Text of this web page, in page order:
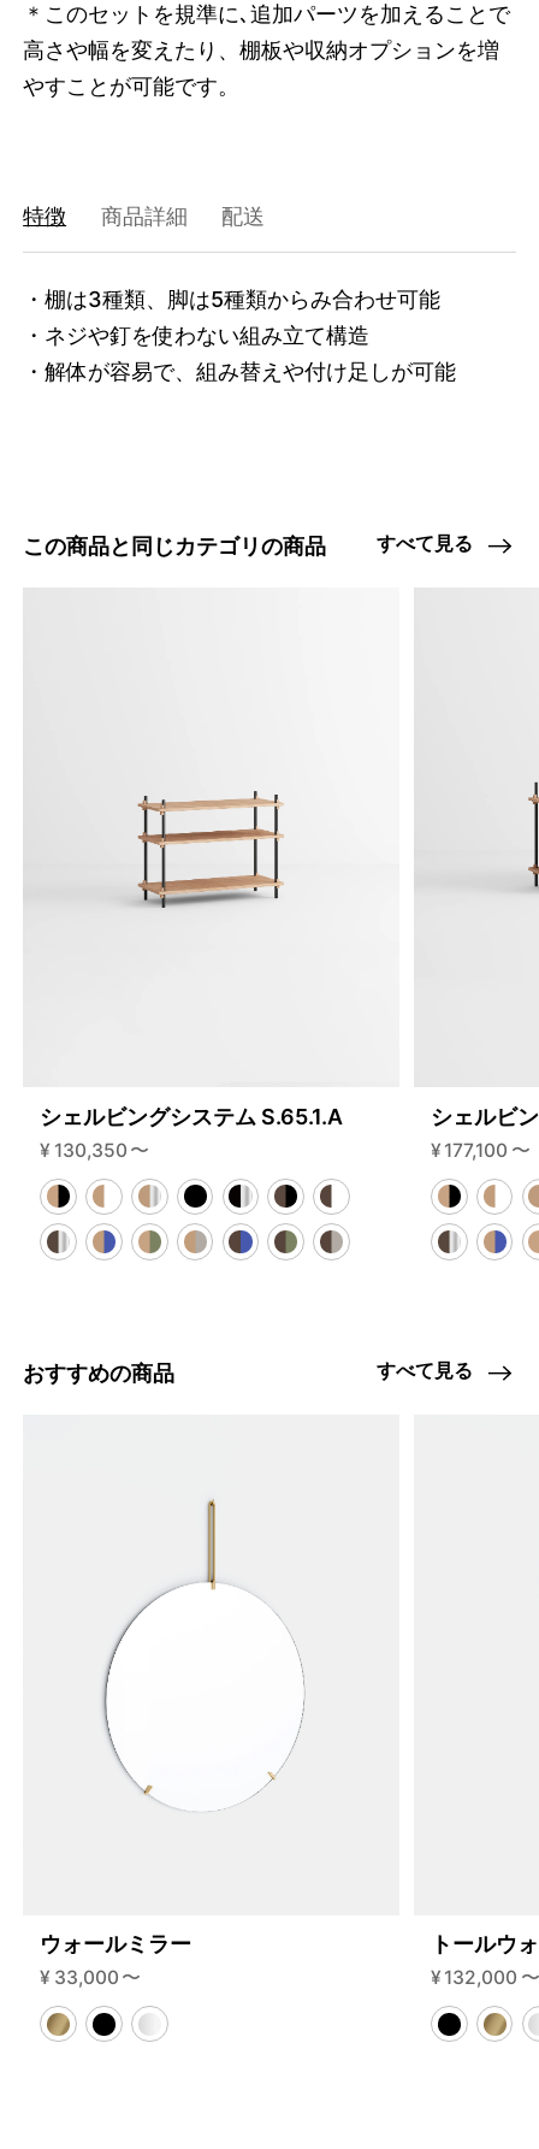
3742243455208 オーク/ホワイト
＊このセットを規準に､追加パーツを加えることで
高さや幅を変えたり、棚板や収納オプションを増
やすことが可能です。
特徴 商品詳細 配送
・棚は3種類、脚は5種類からみ合わせ可能
・ネジや釘を使わない組み立て構造
・解体が容易で、組み替えや付け足しが可能
この商品と同じカテゴリの商品 すべて見る
シェルビングシステム S.65.1.A
¥ 130,350 〜
シェルビ
¥ 177,100 〜
おすすめの商品 すべて見る
ウォールミラー
¥ 33,000 〜
トールウ
¥ 132,000 〜